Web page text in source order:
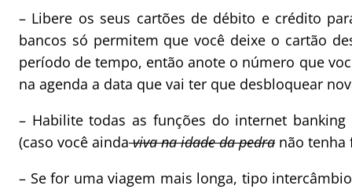
– Libere os seus cartões de débito e crédito
bancos só permitem que você deixe o cartão
período de tempo, então anote o número que
na agenda a data que vai ter que desbloquear
– Habilite todas as funções do internet
(caso você aindaviva na idade da pedra não tenha
– Se for uma viagem mais longa, tipo